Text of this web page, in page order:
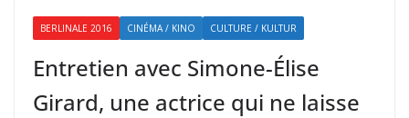
BERLINALE 2016 CINÉMA / KINO CULTURE / KULTUR
Entretien avec Simone-Élise
Girard, une actrice qui ne laisse